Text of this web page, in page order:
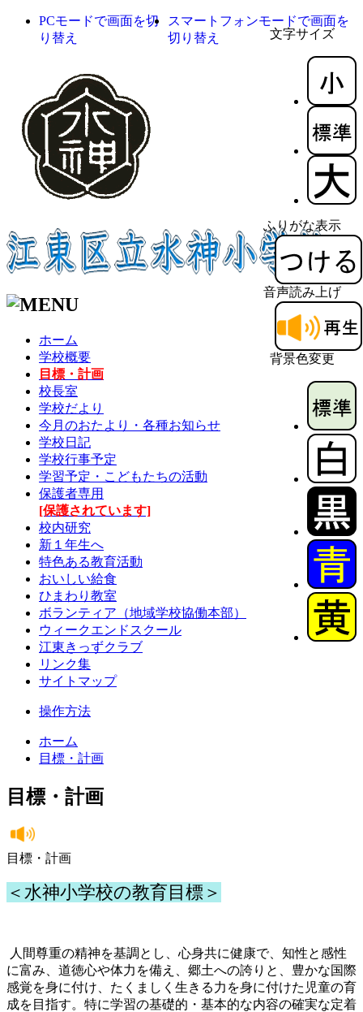
文字サイズ
ふりがな表示
音声読み上げ
背景色変更
PCモードで画面を切
り替え
スマートフォンモードで画面を
切り替え
ホーム
学校概要
目標・計画
校長室
学校だより
今月のおたより・各種お知らせ
学校日記
学校行事予定
学習予定・こどもたちの活動
保護者専用
[保護されています]
校内研究
新１年生へ
特色ある教育活動
おいしい給食
ひまわり教室
ボランティア（地域学校協働本部）
ウィークエンドスクール
江東きっずクラブ
リンク集
サイトマップ
操作方法
ホーム
目標・計画
目標・計画
目標・計画
＜水神小学校の教育目標＞
人間尊重の精神を基調とし、心身共に健康で、知性と感性
に富み、道徳心や体力を備え、郷土への誇りと、豊かな国際
感覚を身に付け、たくましく生きる力を身に付けた児童の育
成を目指す。特に学習の基礎的・基本的な内容の確実な定着